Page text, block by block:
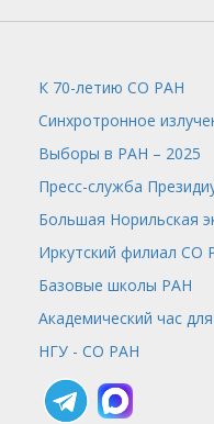
К 70-летию СО РАН
Синхротронное
Выборы в РАН – 2025
Пресс-служба
Большая Норильская
Иркутский филиал СО
Базовые школы РАН
Академический час
НГУ - СО РАН